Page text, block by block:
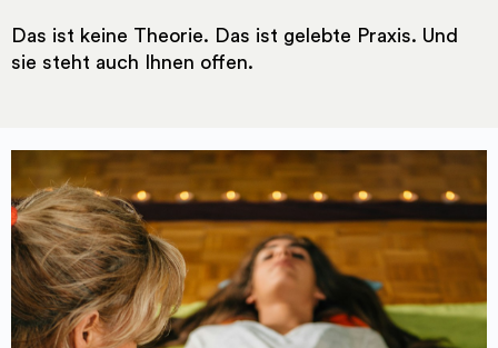
Das ist keine Theorie. Das ist gelebte Praxis. Und
sie steht auch Ihnen offen.